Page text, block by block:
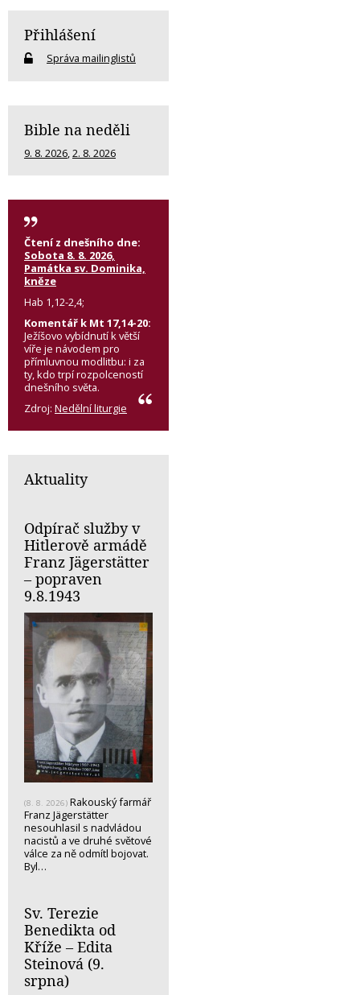
Přihlášení
Správa mailinglistů
Bible na neděli
9. 8. 2026,2. 8. 2026
Čtení z dnešního dne:
Sobota 8. 8. 2026,
Památka sv. Dominika,
kněze
Hab 1,12-2,4;
Komentář k Mt 17,14-20:
Ježíšovo vybídnutí k větší
víře je návodem pro
přímluvnou modlitbu: i za
ty, kdo trpí rozpolceností
dnešního světa.
Zdroj: Nedělní liturgie
Aktuality
Odpírač služby v
Hitlerově armádě
Franz Jägerstätter
– popraven
9.8.1943
(8. 8. 2026) Rakouský farmář
Franz Jägerstätter
nesouhlasil s nadvládou
nacistů a ve druhé světové
válce za ně odmítl bojovat.
Byl…
Sv. Terezie
Benedikta od
Kříže – Edita
Steinová (9.
srpna)